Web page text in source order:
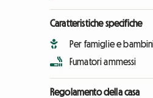
Caratteristiche specifiche
Per famiglie e
Fumatori ammessi
Regolamento della casa